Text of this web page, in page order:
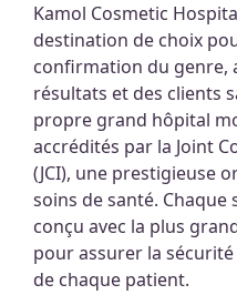
Kamol Cosmetic
destination de choix
confirmation du genre,
résultats et des clients
propre grand hôpital
accrédités par la Joint
(JCI), une prestigieuse
soins de santé.
conçu avec la plus
pour assurer la
de chaque patient.